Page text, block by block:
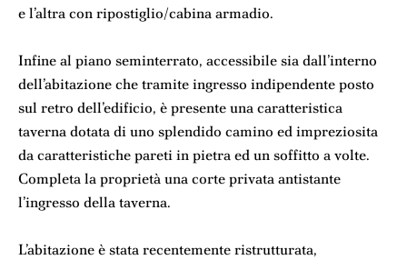
e l’altra con ripostiglio/cabina armadio.
Infine al piano seminterrato, accessibile sia dall’interno
dell’abitazione che tramite ingresso indipendente posto
sul retro dell’edificio, è presente una caratteristica
taverna dotata di uno splendido camino ed impreziosita
da caratteristiche pareti in pietra ed un soffitto a volte.
Completa la proprietà una corte privata antistante
l’ingresso della taverna.
L’abitazione è stata recentemente ristrutturata,